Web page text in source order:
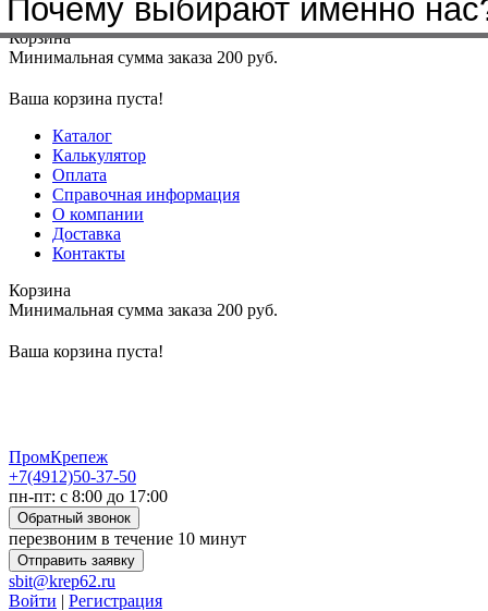
Меню+7(4912)50-37-50sbit@krep62.ru
Корзина
Минимальная сумма заказа 200 руб.
Ваша корзина пуста!
Каталог
Калькулятор
Оплата
Справочная информация
О компании
Доставка
Контакты
Корзина
Минимальная сумма заказа 200 руб.
Ваша корзина пуста!
ПромКрепеж
+7(4912)50-37-50
пн-пт: с 8:00 до 17:00
Обратный звонок
перезвоним в течение 10 минут
Отправить заявку
sbit@krep62.ru
Войти | Регистрация
Почему выбирают именно